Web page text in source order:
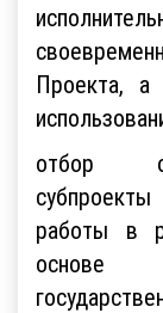
Проекта,
отбор
работы в
основе